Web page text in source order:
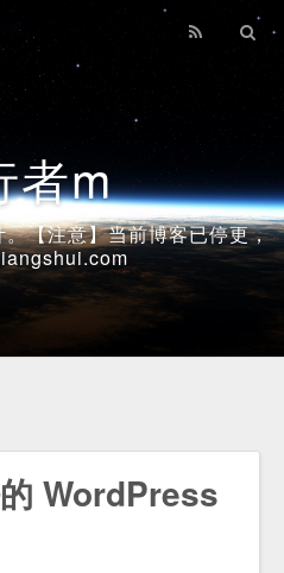
者m
【注意】当前博客已停更，
WordPress